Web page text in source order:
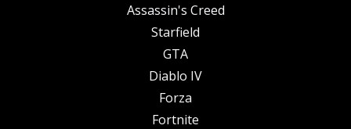
Assassin's Creed
Starfield
GTA
Diablo IV
Forza
Fortnite